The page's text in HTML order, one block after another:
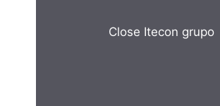
Close Itecon grupo